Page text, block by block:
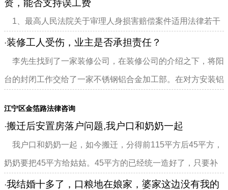
资，能否支持误工费
1、最高人民法院关于审理人身损害赔偿案件适用法律若干
问题的解释（2020年修正）第七条 误工费根据受害人的误
工时间和收入状况确定。...
·装修工人受伤，业主是否承担责任？
李先生找到了一家装修公司，在装修公司的介绍之下，将阳
台的封闭工作交给了一家不锈钢铝合金加工部。在对方安装铝
江宁区金箔路法律咨询
·搬迁后安置房落户问题,我户口和奶奶一起
我户口和奶奶一起，如今搬迁，分得前115平方后45平方，
奶奶要把45平方给姑姑。45平方的已经统一造好了，只要补
上差价就可以拿钥匙了。115平方的要我自己造。我怎么做才
·我结婚十多了，口粮地在娘家，婆家这边没有我的